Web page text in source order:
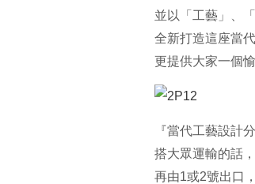
並以「工藝」、
全新打造這座當
更提供大家一個
『當代工藝設計
搭大眾運輸的話
再由1或2號出口